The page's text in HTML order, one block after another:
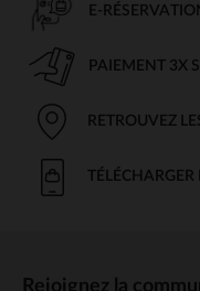
E-
PAIEMENT 3X
RETROUVEZ
TÉLÉCHARGER
Rejoignez la